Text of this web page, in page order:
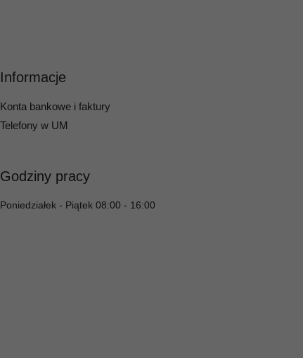
Informacje
Konta bankowe i faktury
Telefony w UM
Godziny pracy
Poniedziałek - Piątek 08:00 - 16:00